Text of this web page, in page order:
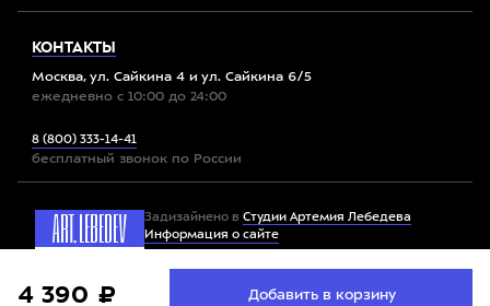
КОНТАКТЫ
Москва, ул. Сайкина 4 и ул. Сайкина 6/5
ежедневно с 10:00 до 24:00
8 (800) 333-14-41
бесплатный звонок по России
Задизайнено в Студии Артемия Лебедева
Информация о сайте
Все права защищены. 2012-2026 © Спорт-Марафон
сайтом, вы соглашаетесь с
условиями использования
Принять
4 390 ₽ Добавить в корзину